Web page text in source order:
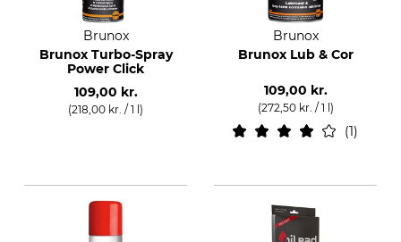
Brunox
Brunox Turbo-Spray
Power Click
109,00 kr.
(218,00 kr. / 1 l)
Brunox
Brunox Lub & Cor
109,00 kr.
(272,50 kr. / 1 l)
1